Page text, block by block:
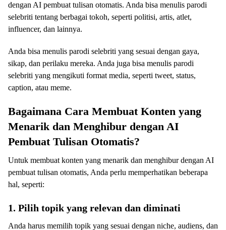
dengan AI pembuat tulisan otomatis. Anda bisa menulis parodi
selebriti tentang berbagai tokoh, seperti politisi, artis, atlet,
influencer, dan lainnya.
Anda bisa menulis parodi selebriti yang sesuai dengan gaya,
sikap, dan perilaku mereka. Anda juga bisa menulis parodi
selebriti yang mengikuti format media, seperti tweet, status,
caption, atau meme.
Bagaimana Cara Membuat Konten yang
Menarik dan Menghibur dengan AI
Pembuat Tulisan Otomatis?
Untuk membuat konten yang menarik dan menghibur dengan AI
pembuat tulisan otomatis, Anda perlu memperhatikan beberapa
hal, seperti:
1. Pilih topik yang relevan dan diminati
Anda harus memilih topik yang sesuai dengan niche, audiens, dan